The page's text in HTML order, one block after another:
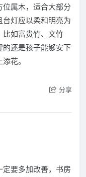
属木，适合大部分
灯应以柔和明亮为
比如富贵竹、文竹
还是孩子能够安下
花。
分享
要多加改善，书房